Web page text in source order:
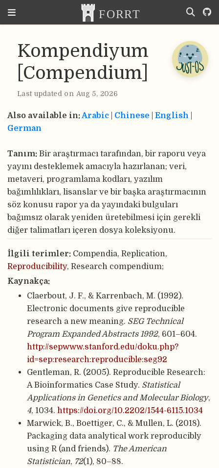
Kompendiyum
[Compendium]
Last updated on Aug 5, 2026
Also available in:Arabic Chinese English
German
Tanım: Bir araştırmacı tarafından, bir raporu veya
yayını desteklemek amacıyla hazırlanan; veri,
metaveri, programlama kodları, yazılım
bağımlılıkları, lisanslar ve bir başka araştırmacının
söz konusu rapor ya da yayındaki bulguları
bağımsız olarak yeniden üretebilmesi için gerekli
diğer talimatları içeren dosya koleksiyonu.
İlgili terimler: Compendia, Replication,
Reproducibility, Research compendium;
Kaynakça:
Claerbout, J. F., & Karrenbach, M. (1992).
Electronic documents give reproducible
research a new meaning. SEG Technical
Program Expanded Abstracts 1992, 601–604.
http://sepwww.stanford.edu/doku.php?
id=sep:research:reproducible:seg92
Gentleman, R. (2005). Reproducible Research:
A Bioinformatics Case Study. Statistical
Applications in Genetics and Molecular Biology,
4, 1034. https://doi.org/10.2202/1544-6115.1034
Marwick, B., Boettiger, C., & Mullen, L. (2018).
Packaging data analytical work reproducibly
using R (and friends). The American
Statistician, 72(1), 80–88.